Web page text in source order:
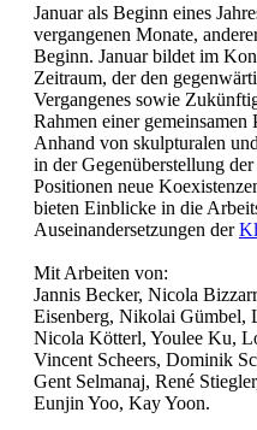
Januar als Beginn eines
vergangenen Monate,
Beginn. Januar bildet im
Zeitraum, der den
Vergangenes sowie
Rahmen einer gemeinsamen
Anhand von skulpturalen
in der Gegenüberstellung
Positionen neue
bieten Einblicke in die
Auseinandersetzungen der
Mit Arbeiten von:
Jannis Becker, Nicola
Eisenberg, Nikolai Gümbel,
Nicola Kötterl, Youlee Ku,
Vincent Scheers, Dominik
Gent Selmanaj, René
Eunjin Yoo, Kay Yoon.